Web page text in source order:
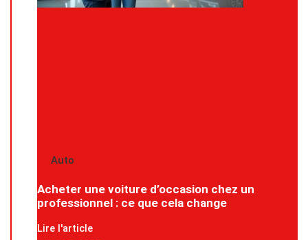
Auto
Acheter une voiture d’occasion chez un
professionnel : ce que cela change
Lire l'article